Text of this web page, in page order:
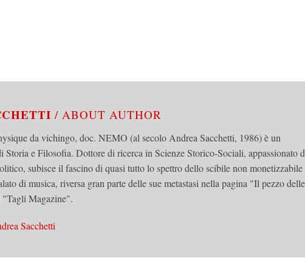
/ ABOUT AUTHOR
da vichingo, doc. NEMO (al secolo Andrea Sacchetti, 1986) è un
Storia e Filosofia. Dottore di ricerca in Scienze Storico-Sociali, appassionato
subisce il fascino di quasi tutto lo spettro dello scibile non monetizzabile
di musica, riversa gran parte delle sue metastasi nella pagina "Il pezzo
Magazine".
Sacchetti